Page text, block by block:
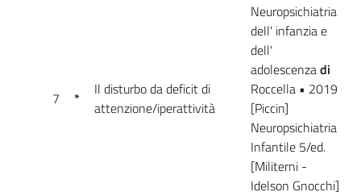
7 *
Il disturbo da deficit di
attenzione/iperattività
Neuropsichiatria
dell' infanzia e
dell'
adolescenzadi
Roccella • 2019
[Piccin]
Neuropsichiatria
Infantile 5/ed.
[Militerni -
Idelson Gnocchi]